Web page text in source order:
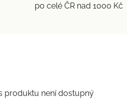
po celé ČR nad 1000 Kč
produktu není dostupný